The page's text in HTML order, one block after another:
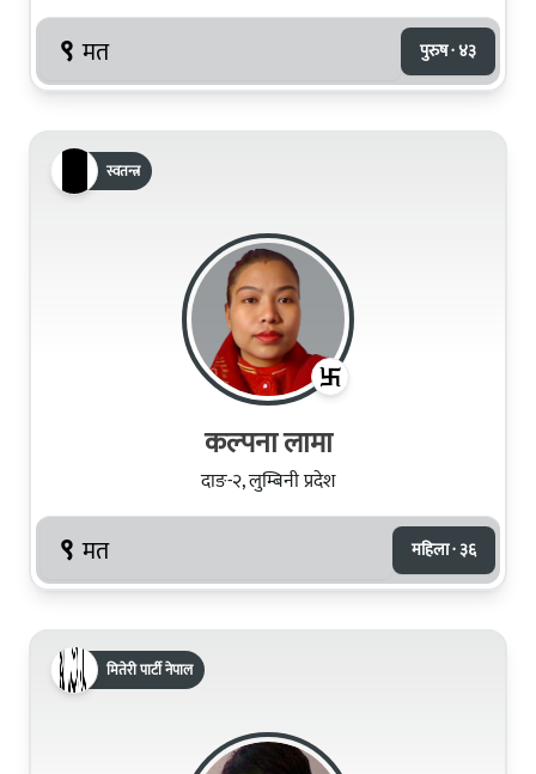
९ मत पुरुष · ४३
स्वतन्त्र
कल्‍पना लामा
दाङ-२, लुम्बिनी प्रदेश
९ मत महिला · ३६
मितेरी पार्टी नेपाल